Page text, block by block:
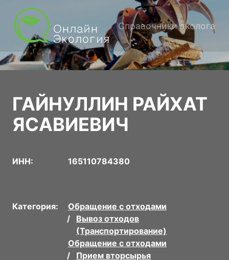
Справочники эколога
ГАЙНУЛЛИН РАЙХАТ
ЯСАВИЕВИЧ
ИНН: 165110784380
Категория:
Обращение с отходами
Вывоз отходов
(Транспортирование)
Обращение с отходами
Прием вторсырья